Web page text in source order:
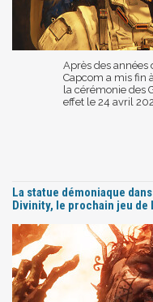
Après des années
Capcom a mis fin
la cérémonie des
effet le 24 avril
La statue démoniaque
Divinity, le prochain jeu de